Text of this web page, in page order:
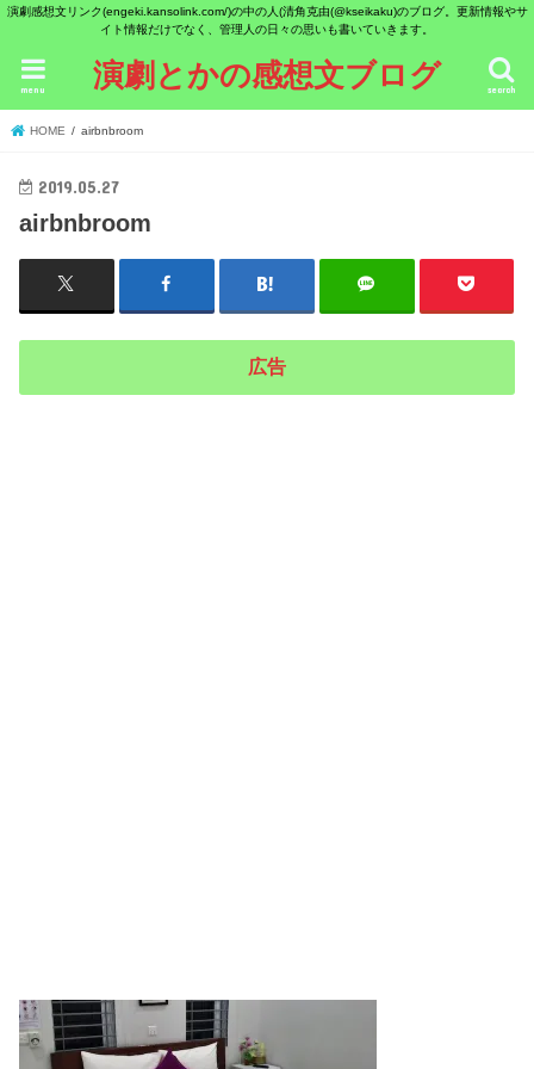
演劇感想文リンク(engeki.kansolink.com/)の中の人(清角克由(@kseikaku)のブログ。更新情報やサ
イト情報だけでなく、管理人の日々の思いも書いていきます。
演劇とかの感想文ブログ search
menu
HOME airbnbroom
2019.05.27
airbnbroom
広告